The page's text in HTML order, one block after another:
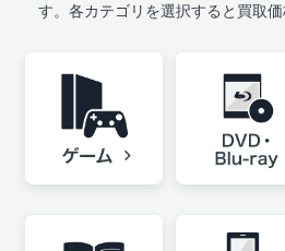
す。 各カテゴリを選択すると買取価